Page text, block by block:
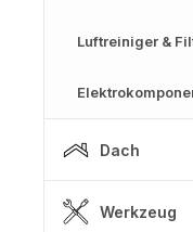
Luftreiniger &
Dach
Werkzeug